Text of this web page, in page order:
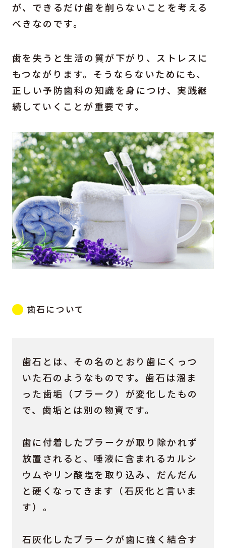
が、できるだけ歯を削らないことを考える
べきなのです。
歯を失うと生活の質が下がり、ストレスに
もつながります。そうならないためにも、
正しい予防歯科の知識を身につけ、実践継
続していくことが重要です。
歯石について
歯石とは、その名のとおり歯にくっつ
いた石のようなものです。歯石は溜ま
った歯垢（プラーク）が変化したもの
で、歯垢とは別の物資です。
歯に付着したプラークが取り除かれず
放置されると、唾液に含まれるカルシ
ウムやリン酸塩を取り込み、だんだん
と硬くなってきます（石灰化と言いま
す）。
石灰化したプラークが歯に強く結合す